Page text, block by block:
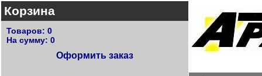
Корзина
Товаров: 0
На сумму: 0
Оформить заказ